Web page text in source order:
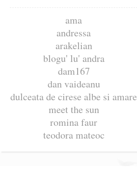
ama
andressa
arakelian
blogu' lu' andra
dam167
dan vaideanu
dulceata de cirese albe si amare
meet the sun
romina faur
teodora mateoc